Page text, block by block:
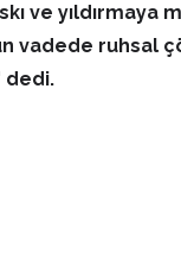
ve yıldırmaya
vadede ruhsal
dedi.